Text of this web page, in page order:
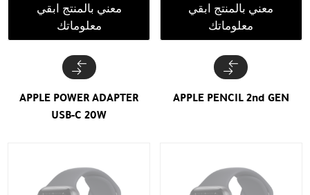
معني بالمنتج ابقي
معلوماتك
APPLE PENCIL 2nd GEN
معني بالمنتج ابقي
معلوماتك
APPLE POWER ADAPTER
USB-C 20W